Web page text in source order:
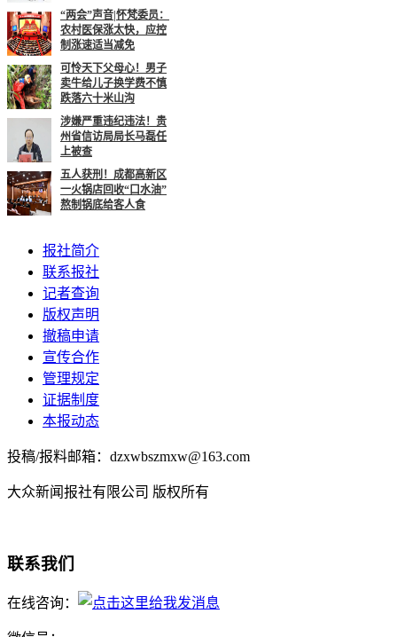
“两会”声音|怀梵委员：
农村医保涨太快，应控
制涨速适当减免
可怜天下父母心！男子
卖牛给儿子换学费不慎
跌落六十米山沟
涉嫌严重违纪违法！贵
州省信访局局长马磊任
上被查
五人获刑！成都高新区
一火锅店回收“口水油”
熬制锅底给客人食
报社简介
联系报社
记者查询
版权声明
撤稿申请
宣传合作
管理规定
证据制度
本报动态
投稿/报料邮箱：dzxwbszmxw@163.com
大众新闻报社有限公司 版权所有
联系我们
在线咨询：